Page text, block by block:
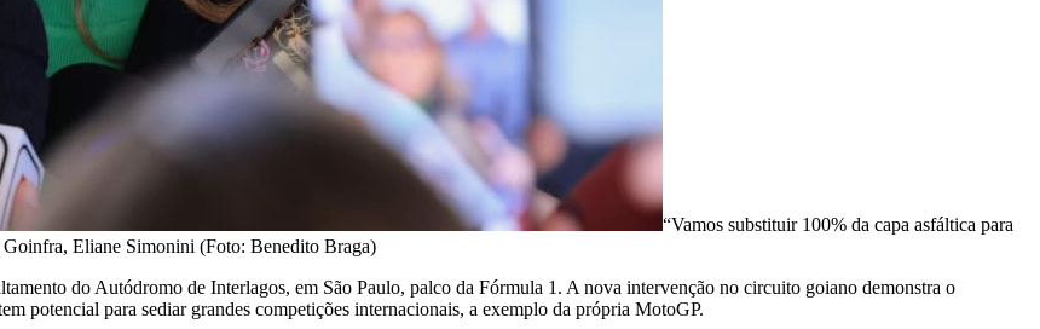
“Vamos substituir 100% da capa asfáltica para
Goinfra, Eliane Simonini (Foto: Benedito Braga)
do Autódromo de Interlagos, em São Paulo, palco da Fórmula 1. A nova intervenção no circuito goiano demonstra o
potencial para sediar grandes competições internacionais, a exemplo da própria MotoGP.